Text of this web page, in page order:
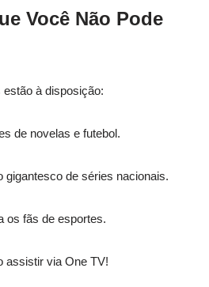
Você Não Pode
à disposição:
de novelas e futebol.
gigantesco de séries nacionais.
os fãs de esportes.
assistir via One TV!